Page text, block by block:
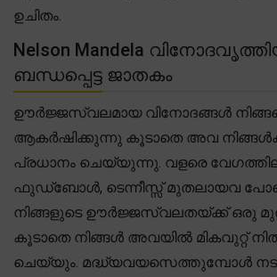
ഉചിതം.
Nelson Mandela
ബന്ധപ്പെട്ട ജാതകം
ഊർജ്ജസ്വലമായ വിനോദങ്ങൾ
ആകർഷിക്കുന്നു കൂടാതെ അവ
പ്രധാനം ചെയ്യുന്നു. വളരെ
ഫുഡ്ബോൾ, ടെന്നീസ്സ് മുതലായവ
നിങ്ങളുടെ ഊർജ്ജസ്വലതയ്ക്ക് ഒരു
കൂടാതെ നിങ്ങൾ അവയിൽ മികവുറ്റ്
ചെയ്യും. മദ്ധ്യവയസെത്തുമ്പോൾ